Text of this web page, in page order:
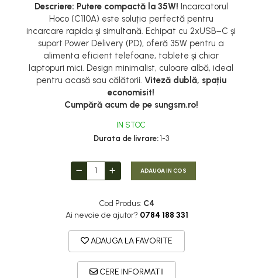
Descriere: Putere compactă la 35W! Incarcatorul
Hoco (C110A) este soluția perfectă pentru
incarcare rapida și simultană. Echipat cu 2xUSB−C și
suport Power Delivery (PD), oferă 35W pentru a
alimenta eficient telefoane, tablete și chiar
laptopuri mici. Design minimalist, culoare albă, ideal
pentru acasă sau călătorii. Viteză dublă, spațiu
economisit!
Cumpără acum de pe sungsm.ro!
IN STOC
Durata de livrare:1-3
ADAUGA IN COS
Cod Produs: C4
Ai nevoie de ajutor? 0784 188 331
ADAUGA LA FAVORITE
CERE INFORMATII